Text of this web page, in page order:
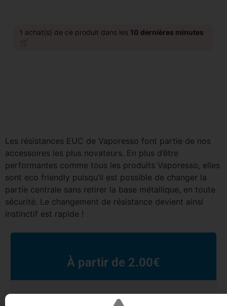
1 achat(s) de ce produit dans les 10 dernières minutes
🛒
Les résistances EUC de Vaporesso font partie de nos
accessoires les plus novateurs. En plus d’être
performantes comme tous les produits Vaporesso, elles
sont eco friendly puisqu’il est possible de changer la
partie centrale sans retirer la base métallique, en toute
sécurité. Le changement de résistance devient ainsi
instinctif est rapide !
À partir de 2.00€